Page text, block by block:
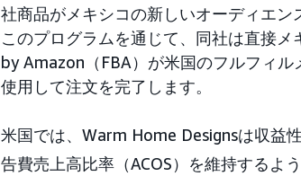
社商品がメキシコの新しいオーディエン
このプログラムを通じて、同社は直接
by Amazon（FBA）が米国のフルフィ
使用して注文を完了します。
米国では、Warm Home Designsは収益
告費売上高比率（ACOS）を維持するよ